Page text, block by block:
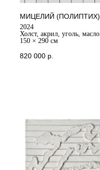
МИЦЕЛИЙ (ПОЛИПТИХ)
2024
Холст, акрил, уголь, масло
150 × 290 см
820 000 р.